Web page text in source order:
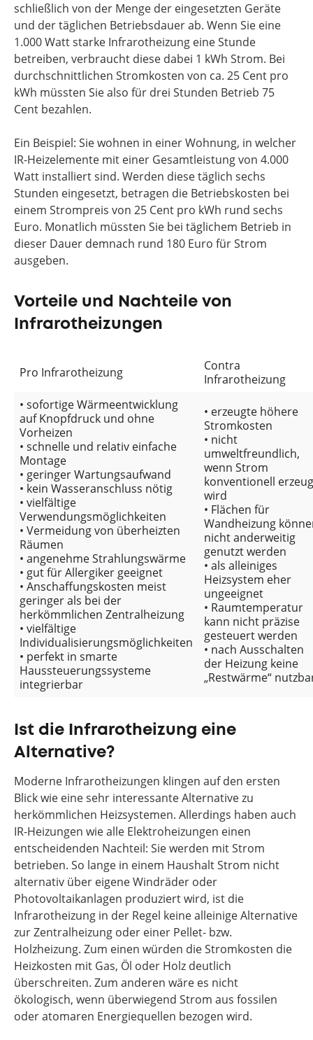
schließlich von der Menge der eingesetzten Geräte
und der täglichen Betriebsdauer ab. Wenn Sie eine
1.000 Watt starke Infrarotheizung eine Stunde
betreiben, verbraucht diese dabei 1 kWh Strom. Bei
durchschnittlichen Stromkosten von ca. 25 Cent pro
kWh müssten Sie also für drei Stunden Betrieb 75
Cent bezahlen.
Ein Beispiel: Sie wohnen in einer Wohnung, in welcher
IR-Heizelemente mit einer Gesamtleistung von 4.000
Watt installiert sind. Werden diese täglich sechs
Stunden eingesetzt, betragen die Betriebskosten bei
einem Strompreis von 25 Cent pro kWh rund sechs
Euro. Monatlich müssten Sie bei täglichem Betrieb in
dieser Dauer demnach rund 180 Euro für Strom
ausgeben.
Vorteile und Nachteile von
Infrarotheizungen
Pro Infrarotheizung
Contra
Infrarotheizung
• sofortige Wärmeentwicklung
auf Knopfdruck und ohne
Vorheizen
• schnelle und relativ einfache
Montage
• geringer Wartungsaufwand
• kein Wasseranschluss nötig
• vielfältige
Verwendungsmöglichkeiten
• Vermeidung von überheizten
Räumen
• angenehme Strahlungswärme
• gut für Allergiker geeignet
• Anschaffungskosten meist
geringer als bei der
herkömmlichen Zentralheizung
• vielfältige
Individualisierungsmöglichkeiten
• perfekt in smarte
Haussteuerungssysteme
integrierbar
• erzeugte höhere
Stromkosten
• nicht
umweltfreundlich,
wenn Strom
konventionell
wird
• Flächen für
Wandheizung
nicht anderweitig
genutzt werden
• als alleiniges
Heizsystem eher
ungeeignet
• Raumtemperatur
kann nicht präzise
gesteuert werden
• nach Ausschalten
der Heizung keine
„Restwärme“
Ist die Infrarotheizung eine
Alternative?
Moderne Infrarotheizungen klingen auf den ersten
Blick wie eine sehr interessante Alternative zu
herkömmlichen Heizsystemen. Allerdings haben auch
IR-Heizungen wie alle Elektroheizungen einen
entscheidenden Nachteil: Sie werden mit Strom
betrieben. So lange in einem Haushalt Strom nicht
alternativ über eigene Windräder oder
Photovoltaikanlagen produziert wird, ist die
Infrarotheizung in der Regel keine alleinige Alternative
zur Zentralheizung oder einer Pellet- bzw.
Holzheizung. Zum einen würden die Stromkosten die
Heizkosten mit Gas, Öl oder Holz deutlich
überschreiten. Zum anderen wäre es nicht
ökologisch, wenn überwiegend Strom aus fossilen
oder atomaren Energiequellen bezogen wird.